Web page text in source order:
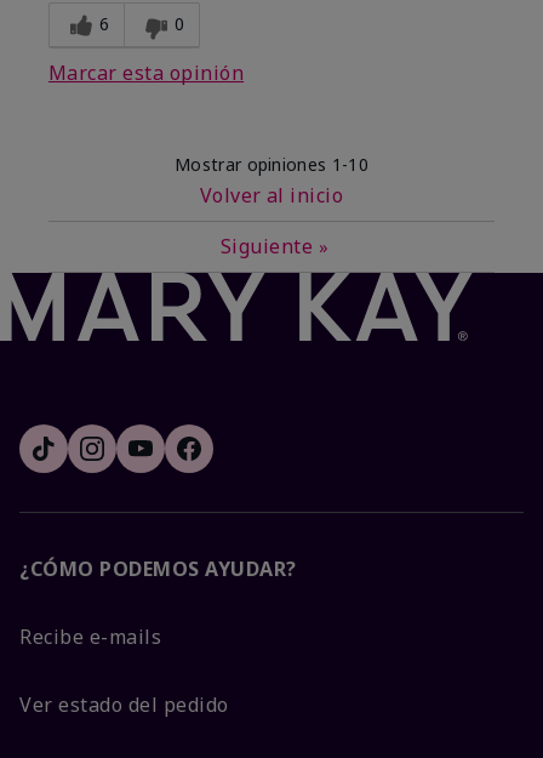
6 0
Marcar esta opinión
Mostrar opiniones 1-10
Volver al inicio
Siguiente »
¿CÓMO PODEMOS AYUDAR?
Recibe e-mails
Ver estado del pedido